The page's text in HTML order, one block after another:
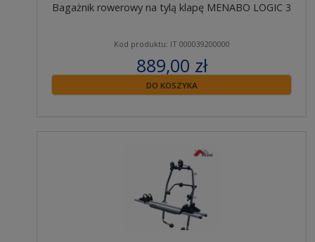
Bagażnik rowerowy na tylą klapę MENABO LOGIC 3
Kod produktu: IT 000039200000
889,00 zł
zawiera 23% VAT
DO KOSZYKA